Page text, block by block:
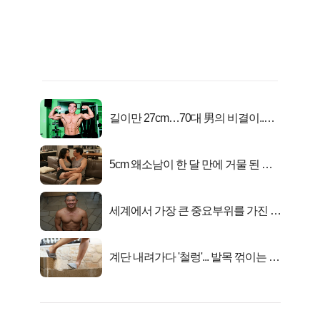
길이만 27cm…70대 男의 비결이..충
5cm 왜소남이 한 달 만에 거물 된 사
세계에서 가장 큰 중요부위를 가진 남
계단 내려가다 '철렁'... 발목 꺾이는 이